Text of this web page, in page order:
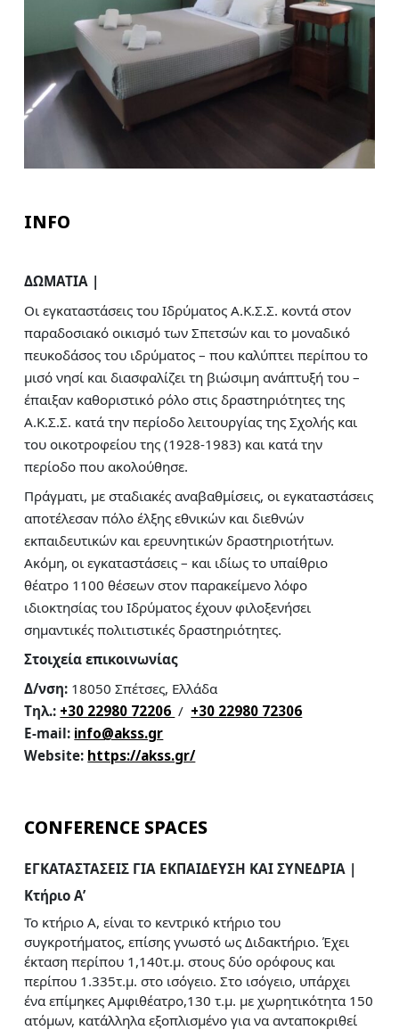
INFO
ΔΩΜΑΤΙΑ |
Οι εγκαταστάσεις του Ιδρύματος Α.Κ.Σ.Σ. κοντά στον
παραδοσιακό οικισμό των Σπετσών και το μοναδικό
πευκοδάσος του ιδρύματος – που καλύπτει περίπου το
μισό νησί και διασφαλίζει τη βιώσιμη ανάπτυξή του –
έπαιξαν καθοριστικό ρόλο στις δραστηριότητες της
Α.Κ.Σ.Σ. κατά την περίοδο λειτουργίας της Σχολής και
του οικοτροφείου της (1928-1983) και κατά την
περίοδο που ακολούθησε.
Πράγματι, με σταδιακές αναβαθμίσεις, οι εγκαταστάσεις
αποτέλεσαν πόλο έλξης εθνικών και διεθνών
εκπαιδευτικών και ερευνητικών δραστηριοτήτων.
Ακόμη, οι εγκαταστάσεις – και ιδίως το υπαίθριο
θέατρο 1100 θέσεων στον παρακείμενο λόφο
ιδιοκτησίας του Ιδρύματος έχουν φιλοξενήσει
σημαντικές πολιτιστικές δραστηριότητες.
Στοιχεία επικοινωνίας
Δ/νση: 18050 Σπέτσες, Ελλάδα
Tηλ.: +30 22980 72206 / +30 22980 72306
E-mail: info@akss.gr
Website: https://akss.gr/
CONFERENCE SPACES
ΕΓΚΑΤΑΣΤΑΣΕΙΣ ΓΙΑ ΕΚΠΑΙΔΕΥΣΗ ΚΑΙ ΣΥΝΕΔΡΙΑ |
Κτήριο A’
Το κτήριο Α, είναι το κεντρικό κτήριο του
συγκροτήματος, επίσης γνωστό ως Διδακτήριο. Έχει
έκταση περίπου 1,140τ.μ. στους δύο ορόφους και
περίπου 1.335τ.μ. στο ισόγειο. Στο ισόγειο, υπάρχει
ένα επίμηκες Αμφιθέατρο,130 τ.μ. με χωρητικότητα 150
ατόμων, κατάλληλα εξοπλισμένο για να ανταποκριθεί